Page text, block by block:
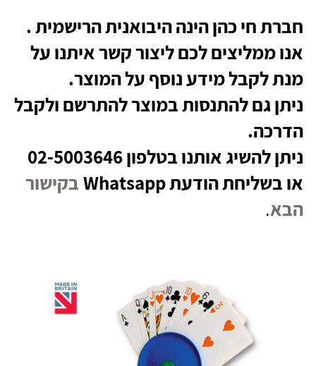
חברת חי כהן הינה היבואנית הרישמית .
אנו ממליצים לכם ליצור קשר איתנו על
מנת לקבל מידע נוסף על המוצר.
ניתן גם להתנסות במוצר להתרשם ולקבל
הדרכה.
ניתן להשיג אותנו בטלפון 02-5003646
או בשליחת הודעת Whatsapp
בקישור
הבא.